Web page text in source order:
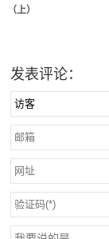
（上）
发表评论：